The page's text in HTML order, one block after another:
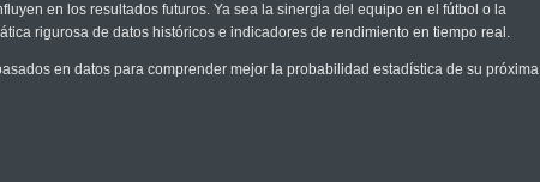
en los resultados futuros. Ya sea la sinergia del equipo en el fútbol o la
rigurosa de datos históricos e indicadores de rendimiento en tiempo real.
en datos para comprender mejor la probabilidad estadística de su próxima